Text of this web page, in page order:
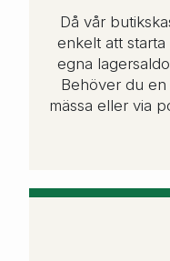
Då vår
enkelt att
egna
Behöver du en
mässa eller via